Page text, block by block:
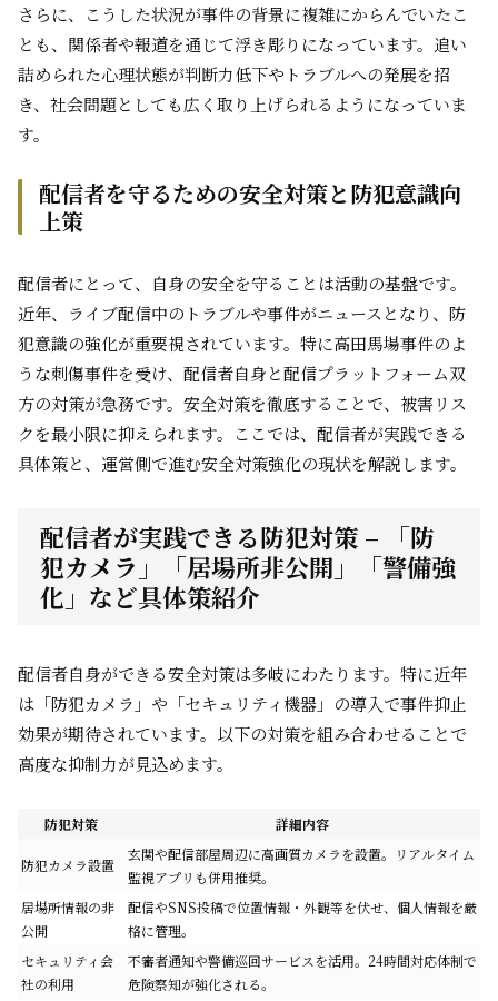
さらに、こうした状況が事件の背景に複雑にからんでいたこ
とも、関係者や報道を通じて浮き彫りになっています。追い
詰められた心理状態が判断力低下やトラブルへの発展を招
き、社会問題としても広く取り上げられるようになっていま
す。
配信者を守るための安全対策と防犯意識向
上策
配信者にとって、自身の安全を守ることは活動の基盤です。
近年、ライブ配信中のトラブルや事件がニュースとなり、防
犯意識の強化が重要視されています。特に高田馬場事件のよ
うな刺傷事件を受け、配信者自身と配信プラットフォーム双
方の対策が急務です。安全対策を徹底することで、被害リス
クを最小限に抑えられます。ここでは、配信者が実践できる
具体策と、運営側で進む安全対策強化の現状を解説します。
配信者が実践できる防犯対策 – 「防
犯カメラ」「居場所非公開」「警備強
化」など具体策紹介
配信者自身ができる安全対策は多岐にわたります。特に近年
は「防犯カメラ」や「セキュリティ機器」の導入で事件抑止
効果が期待されています。以下の対策を組み合わせることで
高度な抑制力が見込めます。
防犯対策 詳細内容
防犯カメラ設置
玄関や配信部屋周辺に高画質カメラを設置。リアルタイム
監視アプリも併用推奨。
居場所情報の非
公開
配信やSNS投稿で位置情報・外観等を伏せ、個人情報を厳
格に管理。
セキュリティ会
社の利用
不審者通知や警備巡回サービスを活用。24時間対応体制で
危険察知が強化される。